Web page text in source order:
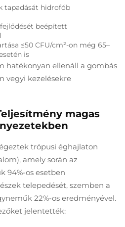
tapadását hidrofób
beépített
≤50 CFU/cm²-on még 65–
is
hatékonyan ellenáll a gombás
vegyi kezelésekre
magas
trópusi éghajlaton
amely során az
94%-os esetben
telepedését, szemben a
22%-os eredményével.
jelentették: